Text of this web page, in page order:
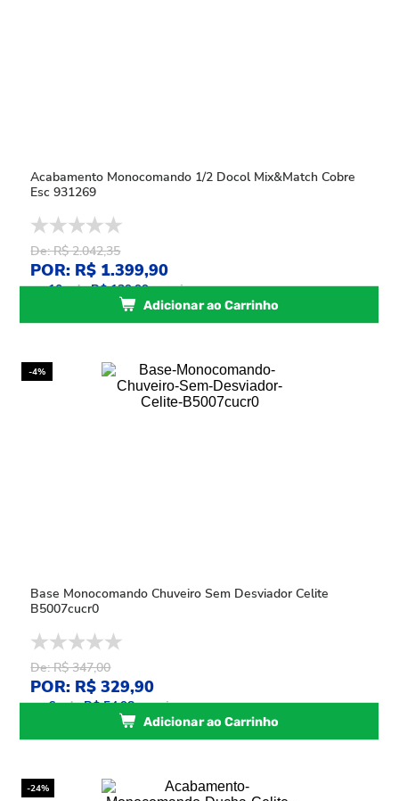
Acabamento Monocomando 1/2 Docol Mix&Match Cobre
Esc 931269
De: R$ 2.042,35
POR: R$ 1.399,90
ou10xdeR$ 139,99sem juros
Adicionar ao Carrinho
-4%
Base Monocomando Chuveiro Sem Desviador Celite
B5007cucr0
De: R$ 347,00
POR: R$ 329,90
ou6xdeR$ 54,98sem juros
Adicionar ao Carrinho
-24%